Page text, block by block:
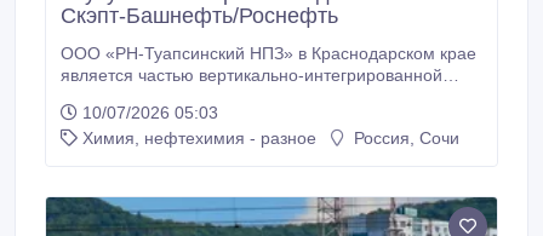
Скэпт-Башнефть/Роснефть
ООО «РН-Туапсинский НПЗ» в Краснодарском крае
является частью вертикально-интегрированной
СКЕПТ на экспорт. Марки 30, 40, 50, 60, 70, 80 и
другие. Все марки производства БАШНЕФТЬ.
10/07/2026 05:03
Химия, нефтехимия - разное
Россия, Сочи